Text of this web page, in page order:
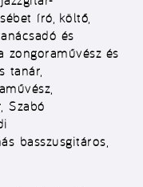
író, költő,
és
zongoraművész és
tanár,
Szabó
basszusgitáros,